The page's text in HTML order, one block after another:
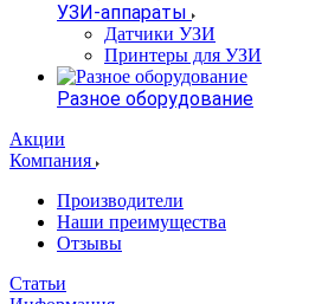
УЗИ-аппараты
Датчики УЗИ
Принтеры для УЗИ
Разное оборудование
Акции
Компания
Производители
Наши преимущества
Отзывы
Статьи